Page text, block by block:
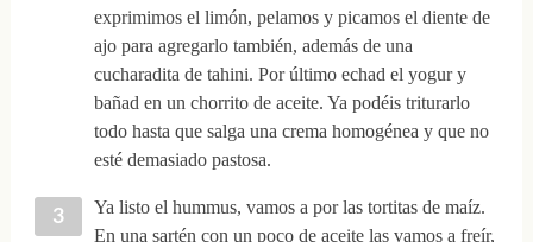
exprimimos el limón, pelamos y picamos el diente de
ajo para agregarlo también, además de una
cucharadita de tahini. Por último echad el yogur y
bañad en un chorrito de aceite. Ya podéis triturarlo
todo hasta que salga una crema homogénea y que no
esté demasiado pastosa.
Ya listo el hummus, vamos a por las tortitas de maíz.
En una sartén con un poco de aceite las vamos a freír,